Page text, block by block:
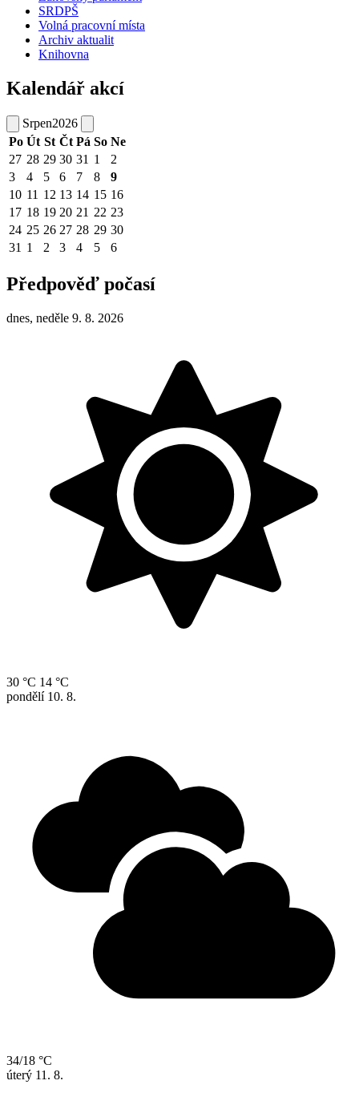
SRDPŠ
Volná pracovní místa
Archiv aktualit
Knihovna
Kalendář akcí
Srpen2026
Po Út St Čt Pá So Ne
27 28 29 30 31 1
2
3
4 5 6 7 8
9
10 11 12 13 14 15 16
17 18 19 20 21 22 23
24 25 26 27 28 29 30
31 1 2 3 4 5 6
Předpověď počasí
dnes, neděle 9. 8. 2026
30 °C 14 °C
pondělí 10. 8.
34/18 °C
úterý 11. 8.